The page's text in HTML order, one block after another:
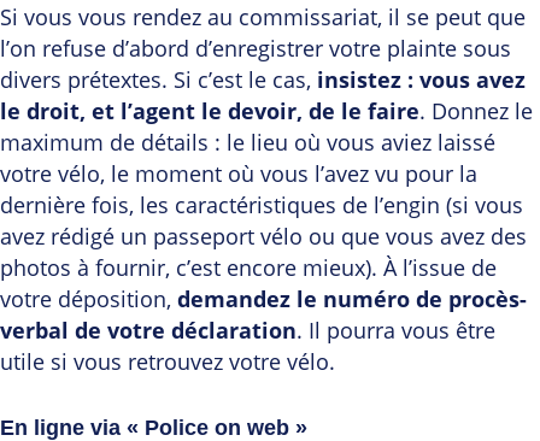
Si vous vous rendez au commissariat, il se peut que
l’on refuse d’abord d’enregistrer votre plainte sous
divers prétextes. Si c’est le cas, insistez : vous avez
le droit, et l’agent le devoir, de le faire. Donnez le
maximum de détails : le lieu où vous aviez laissé
votre vélo, le moment où vous l’avez vu pour la
dernière fois, les caractéristiques de l’engin (si vous
avez rédigé un passeport vélo ou que vous avez des
photos à fournir, c’est encore mieux). À l’issue de
votre déposition, demandez le numéro de procès-
verbal de votre déclaration. Il pourra vous être
utile si vous retrouvez votre vélo.
En ligne via « Police on web »